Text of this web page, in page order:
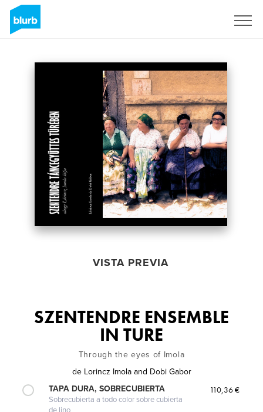
VISTA PREVIA
SZENTENDRE ENSEMBLE
IN TURE
Through the eyes of Imola
de Lorincz Imola and Dobi Gabor
TAPA DURA, SOBRECUBIERTA
Sobrecubierta a todo color sobre cubierta
de lino
110,36 €